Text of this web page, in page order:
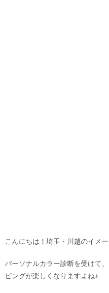
こんにちは！埼玉・川越のイメ
パーソナルカラー診断を受けて
ピングが楽しくなりますよね♪